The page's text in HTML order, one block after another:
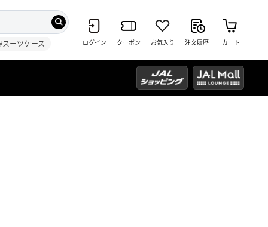
スーツケース ログイン クーポン お気入り 注文履歴 カート